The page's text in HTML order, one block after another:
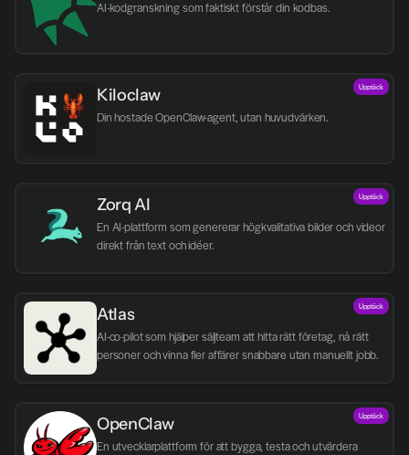
AI-kodgranskning som faktiskt förstår din kodbas.
Kiloclaw
Din hostade OpenClaw-agent, utan huvudvärken.
Upptäck
Zorq AI
En AI-plattform som genererar högkvalitativa bilder och videor
direkt från text och idéer.
Upptäck
Atlas
AI-co-pilot som hjälper säljteam att hitta rätt företag, nå rätt
personer och vinna fler affärer snabbare utan manuellt jobb.
Upptäck
OpenClaw
En utvecklarplattform för att bygga, testa och utvärdera
Upptäck